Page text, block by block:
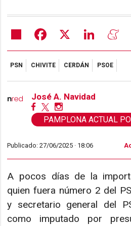
Share Facebook LinkedIn
PSN CHIVITE CERDÁN PSOE
José A. Navidad
PAMPLONA ACTUAL
Publicado: 27/06/2025 · 18:06
A pocos días de la
quien fuera número 2 del
y secretario general del
como imputado por